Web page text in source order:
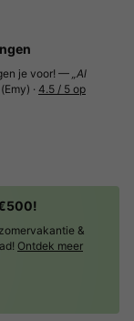
je voor! —„Al
(Emy) · 4.5 / 5 op
&
Ontdek meer